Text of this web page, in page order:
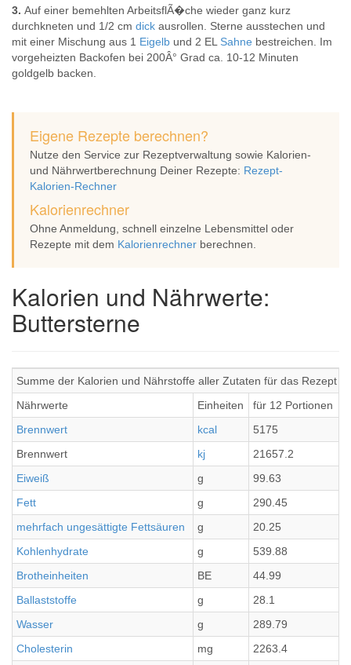
3. Auf einer bemehlten ArbeitsflÃ�che wieder ganz kurz
durchkneten und 1/2 cm dick ausrollen. Sterne ausstechen und
mit einer Mischung aus 1 Eigelb und 2 EL Sahne bestreichen. Im
vorgeheizten Backofen bei 200Â° Grad ca. 10-12 Minuten
goldgelb backen.
Eigene Rezepte berechnen?
Nutze den Service zur Rezeptverwaltung sowie Kalorien-
und Nährwertberechnung Deiner Rezepte: Rezept-
Kalorien-Rechner
Kalorienrechner
Ohne Anmeldung, schnell einzelne Lebensmittel oder
Rezepte mit dem Kalorienrechner berechnen.
Kalorien und Nährwerte:
Buttersterne
Summe der Kalorien und Nährstoffe aller Zutaten für das Rezept
Nährwerte
Einheiten für 12 Portionen
Brennwert
kcal 5175
Brennwert
kj 21657.2
Eiweiß
g 99.63
Fett
g 290.45
mehrfach ungesättigte Fettsäuren
g 20.25
Kohlenhydrate
g 539.88
Brotheinheiten
BE 44.99
Ballaststoffe
g 28.1
Wasser
g 289.79
Cholesterin
mg 2263.4